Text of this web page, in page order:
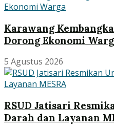
Karawang
Dorong Ekonomi
5 Agustus 2026
RSUD Jatisari
Darah dan Layanan